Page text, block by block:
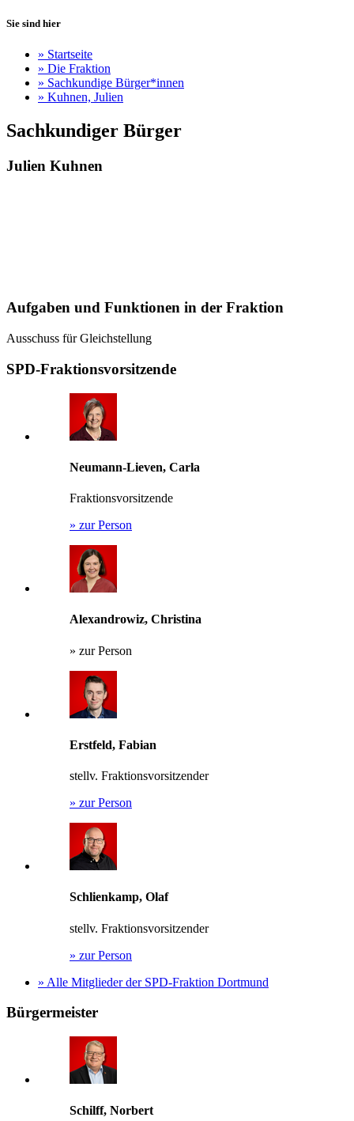
Sie sind hier
» Startseite
» Die Fraktion
» Sachkundige Bürger*innen
» Kuhnen, Julien
Sachkundiger Bürger
Julien Kuhnen
Aufgaben und Funktionen in der Fraktion
Ausschuss für Gleichstellung
SPD-Fraktionsvorsitzende
Neumann-Lieven, Carla
Fraktionsvorsitzende
» zur Person
Alexandrowiz, Christina
» zur Person
Erstfeld, Fabian
stellv. Fraktionsvorsitzender
» zur Person
Schlienkamp, Olaf
stellv. Fraktionsvorsitzender
» zur Person
» Alle Mitglieder der SPD-Fraktion Dortmund
Bürgermeister
Schilff, Norbert